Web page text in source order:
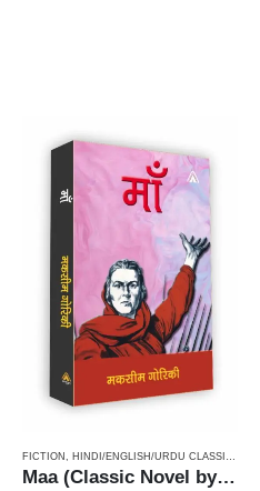
FICTION HINDI/ENGLISH/URDU CLASSICS
Maa (Classic Novel by Maxim Gorky) / माँ (मकसीम गोरिकी का उपन्यास)